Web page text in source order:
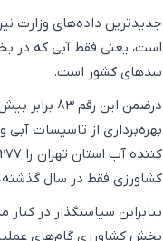
سدهای کشور است.
درضمن این
بهره‌برداری از تاسیسات
کشاورزی فقط در سال
بنابراین سیاستگذار در
بخش کشاورزی گام‌های